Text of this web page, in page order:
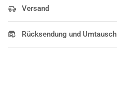
Versand
Rücksendung und Umtausch